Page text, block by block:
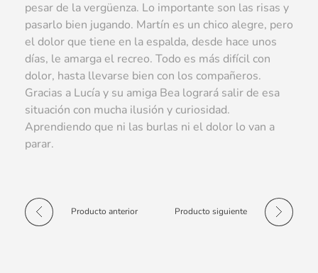
pesar de la vergüenza. Lo importante son las risas y
pasarlo bien jugando. Martín es un chico alegre, pero
el dolor que tiene en la espalda, desde hace unos
días, le amarga el recreo. Todo es más difícil con
dolor, hasta llevarse bien con los compañeros.
Gracias a Lucía y su amiga Bea logrará salir de esa
situación con mucha ilusión y curiosidad.
Aprendiendo que ni las burlas ni el dolor lo van a
parar.
Producto anterior Producto siguiente